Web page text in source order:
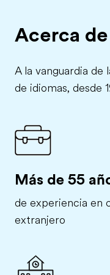
Acerca de
A la vanguardia de
de idiomas, desde
Más de 55
de experiencia en
extranjero